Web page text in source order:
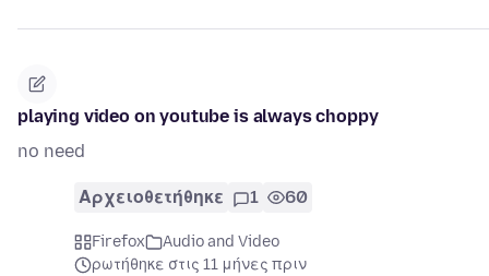
playing video on youtube is always choppy
no need
Αρχειοθετήθηκε 1 60
Firefox
Audio and Video
ρωτήθηκε στις 11 μήνες πριν